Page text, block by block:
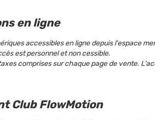
en ligne
accessibles en ligne depuis l'espace
est personnel et non cessible.
comprises sur chaque page de vente.
Club FlowMotion